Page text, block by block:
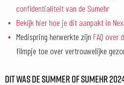
confidentialiteit van de Sumehr
Bekijk hier hoe je dit aanpakt in
Medispring herwerkte zijn FAQ over
filmpje toe over vertrouwelijke
DIT WAS DE SUMMER OF SUMEHR